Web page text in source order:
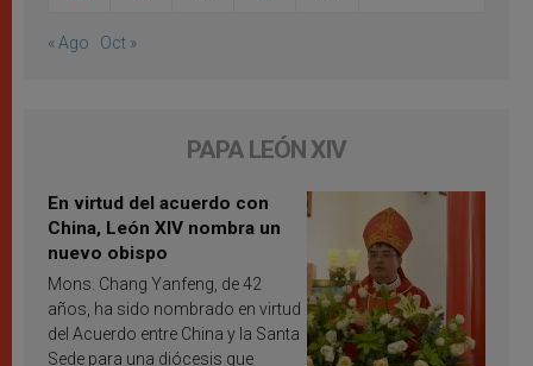
« Ago Oct »
PAPA LEÓN XIV
En virtud del acuerdo con
China, León XIV nombra un
nuevo obispo
Mons. Chang Yanfeng, de 42
años, ha sido nombrado en virtud
del Acuerdo entre China y la Santa
Sede para una diócesis que